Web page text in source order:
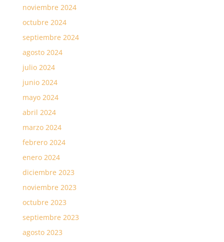
noviembre 2024
octubre 2024
septiembre 2024
agosto 2024
julio 2024
junio 2024
mayo 2024
abril 2024
marzo 2024
febrero 2024
enero 2024
diciembre 2023
noviembre 2023
octubre 2023
septiembre 2023
agosto 2023